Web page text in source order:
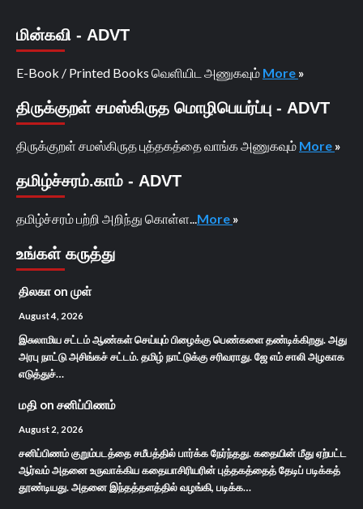
மின்கவி - ADVT
E-Book / Printed Books வெளியிட அணுகவும் More »
திருக்குறள் சமஸ்கிருத மொழிபெயர்ப்பு - ADVT
திருக்குறள் சமஸ்கிருத புத்தகத்தை வாங்க அணுகவும் More »
தமிழ்ச்சரம்.காம் - ADVT
தமிழ்ச்சரம் பற்றி அறிந்து கொள்ள... More »
உங்கள் கருத்து
திலகா on முள்
August 4, 2026
இசுலாமிய சட்டம் ஆண்கள் செய்யும் பிழைக்கு பெண்களை தண்டிக்கிறது. அது
அரபு நாட்டு அசிங்கச் சட்டம். தமிழ் நாட்டுக்கு சரிவராது. ஜே எம் சாலி அழகாக
எடுத்துச்…
மதி on சனிப்பிணம்
August 2, 2026
சனிப்பிணம் குறும்படத்தை சமீபத்தில் பார்க்க நேர்ந்தது. கதையின் மீது ஏற்பட்ட
ஆர்வம் அதனை உருவாக்கிய கதையாசிரியரின் புத்தகத்தைத் தேடிப் படிக்கத்
தூண்டியது. அதனை இந்தத்தளத்தில் வழங்கி, படிக்க…